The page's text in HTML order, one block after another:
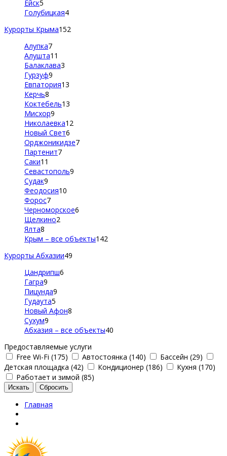
Ейск5
Голубицкая4
Курорты Крыма152
Алупка7
Алушта11
Балаклава3
Гурзуф9
Евпатория13
Керчь8
Коктебель13
Мисхор9
Николаевка12
Новый Свет6
Орджоникидзе7
Партенит7
Саки11
Севастополь9
Судак9
Феодосия10
Форос7
Черноморское6
Щелкино2
Ялта8
Крым – все объекты142
Курорты Абхазии49
Цандрипш6
Гагра9
Пицунда9
Гудаута5
Новый Афон8
Сухум9
Абхазия – все объекты40
Предоставляемые услуги
Free Wi-Fi (175)
Автостоянка (140)
Бассейн (29)
Детская площадка (42)
Кондиционер (186)
Кухня (170)
Работает и зимой (85)
Главная